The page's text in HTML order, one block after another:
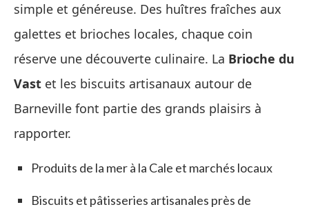
simple et généreuse. Des huîtres fraîches aux
galettes et brioches locales, chaque coin
réserve une découverte culinaire. La Brioche du
Vast et les biscuits artisanaux autour de
Barneville font partie des grands plaisirs à
rapporter.
Produits de la mer à la Cale et marchés locaux
Biscuits et pâtisseries artisanales près de